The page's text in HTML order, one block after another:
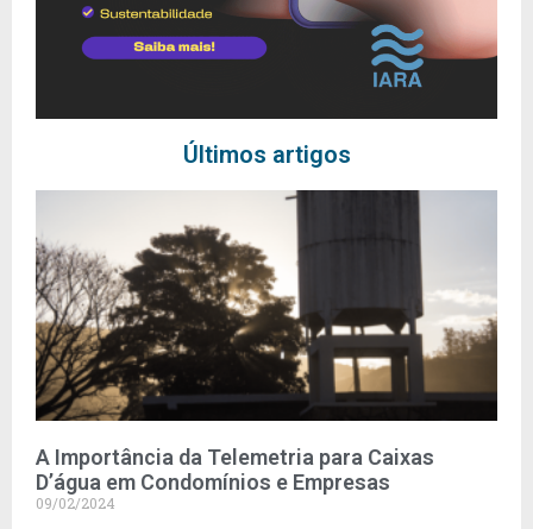
Últimos artigos
A Importância da Telemetria para Caixas
D’água em Condomínios e Empresas
09/02/2024